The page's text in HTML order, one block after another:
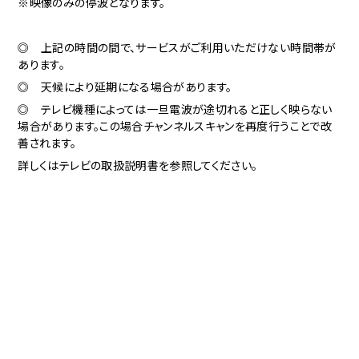
◎ 上記の時間の間で、サービスがご利用いただけない時間帯が
あります。
◎ 天候により延期になる場合があります。
◎ テレビ機種によっては一旦電波が途切れると正しく映らない
場合があります。この場合チャンネルスキャンを再度行うことで改
善されます。
詳しくはテレビの取扱説明書を参照してください。